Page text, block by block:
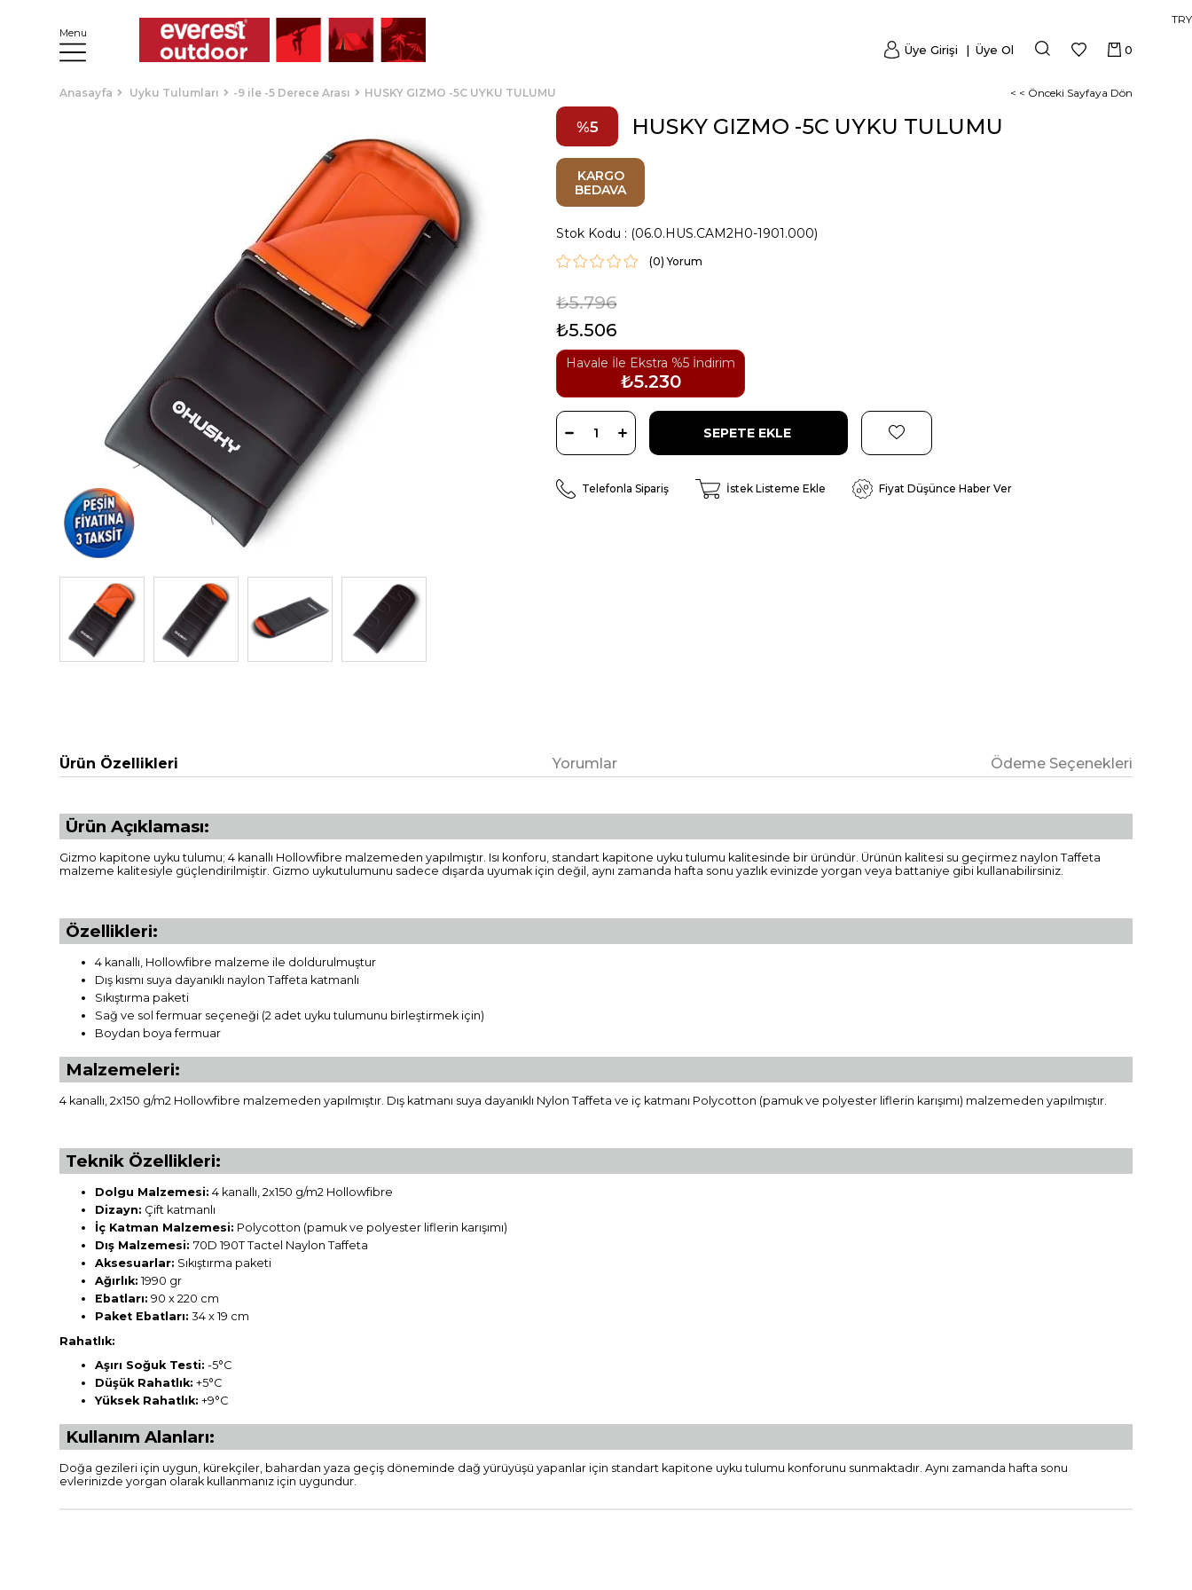
Menu
TRY
0
Üye Girişi Üye Ol
Anasayfa Uyku Tulumları -9 ile -5 Derece Arası HUSKY GIZMO -5C UYKU TULUMU < < Önceki Sayfaya Dön
5 HUSKY GIZMO -5C UYKU TULUMU
KARGO
BEDAVA
Stok Kodu (06.0.HUS.CAM2H0-1901.000)
(0)
₺5.796
₺5.506
Havale İle Ekstra %5 İndirim
₺5.230
Telefonla Sipariş İstek Listeme Ekle Fiyat Düşünce Haber Ver
Ürün Özellikleri Yorumlar Ödeme Seçenekleri
Ürün Açıklaması:
Gizmo kapitone uyku tulumu; 4 kanallı Hollowfibre malzemeden yapılmıştır. Isı konforu, standart kapitone uyku tulumu kalitesinde bir üründür. Ürünün kalitesi su geçirmez naylon Taffeta
malzeme kalitesiyle güçlendirilmiştir. Gizmo uykutulumunu sadece dışarda uyumak için değil, aynı zamanda hafta sonu yazlık evinizde yorgan veya battaniye gibi kullanabilirsiniz.
Özellikleri:
4 kanallı, Hollowfibre malzeme ile doldurulmuştur
Dış kısmı suya dayanıklı naylon Taffeta katmanlı
Sıkıştırma paketi
Sağ ve sol fermuar seçeneği (2 adet uyku tulumunu birleştirmek için)
Boydan boya fermuar
Malzemeleri:
4 kanallı, 2x150 g/m2 Hollowfibre malzemeden yapılmıştır. Dış katmanı suya dayanıklı Nylon Taffeta ve iç katmanı Polycotton (pamuk ve polyester liflerin karışımı) malzemeden yapılmıştır.
Teknik Özellikleri:
Dolgu Malzemesi: 4 kanallı, 2x150 g/m2 Hollowfibre
Dizayn: Çift katmanlı
İç Katman Malzemesi: Polycotton (pamuk ve polyester liflerin karışımı)
Dış Malzemesi:70D 190T Tactel Naylon Taffeta
Aksesuarlar: Sıkıştırma paketi
Ağırlık: 1990 gr
Ebatları: 90 x 220 cm
Paket Ebatları: 34 x 19 cm
Rahatlık:
Aşırı Soğuk Testi: -5°C
Düşük Rahatlık: +5°C
Yüksek Rahatlık: +9°C
Kullanım Alanları:
Doğa gezileri için uygun, kürekçiler, bahardan yaza geçiş döneminde dağ yürüyüşü yapanlar için standart kapitone uyku tulumu konforunu sunmaktadır. Aynı zamanda hafta sonu
evlerinizde yorgan olarak kullanmanız için uygundur.